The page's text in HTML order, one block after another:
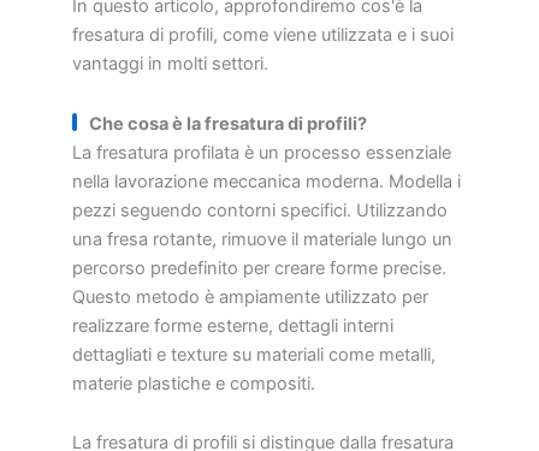
In questo articolo, approfondiremo cos'è la
fresatura di profili, come viene utilizzata e i suoi
vantaggi in molti settori.
Che cosa è la fresatura di profili?
La fresatura profilata è un processo essenziale
nella lavorazione meccanica moderna. Modella i
pezzi seguendo contorni specifici. Utilizzando
una fresa rotante, rimuove il materiale lungo un
percorso predefinito per creare forme precise.
Questo metodo è ampiamente utilizzato per
realizzare forme esterne, dettagli interni
dettagliati e texture su materiali come metalli,
materie plastiche e compositi.
La fresatura di profili si distingue dalla fresatura